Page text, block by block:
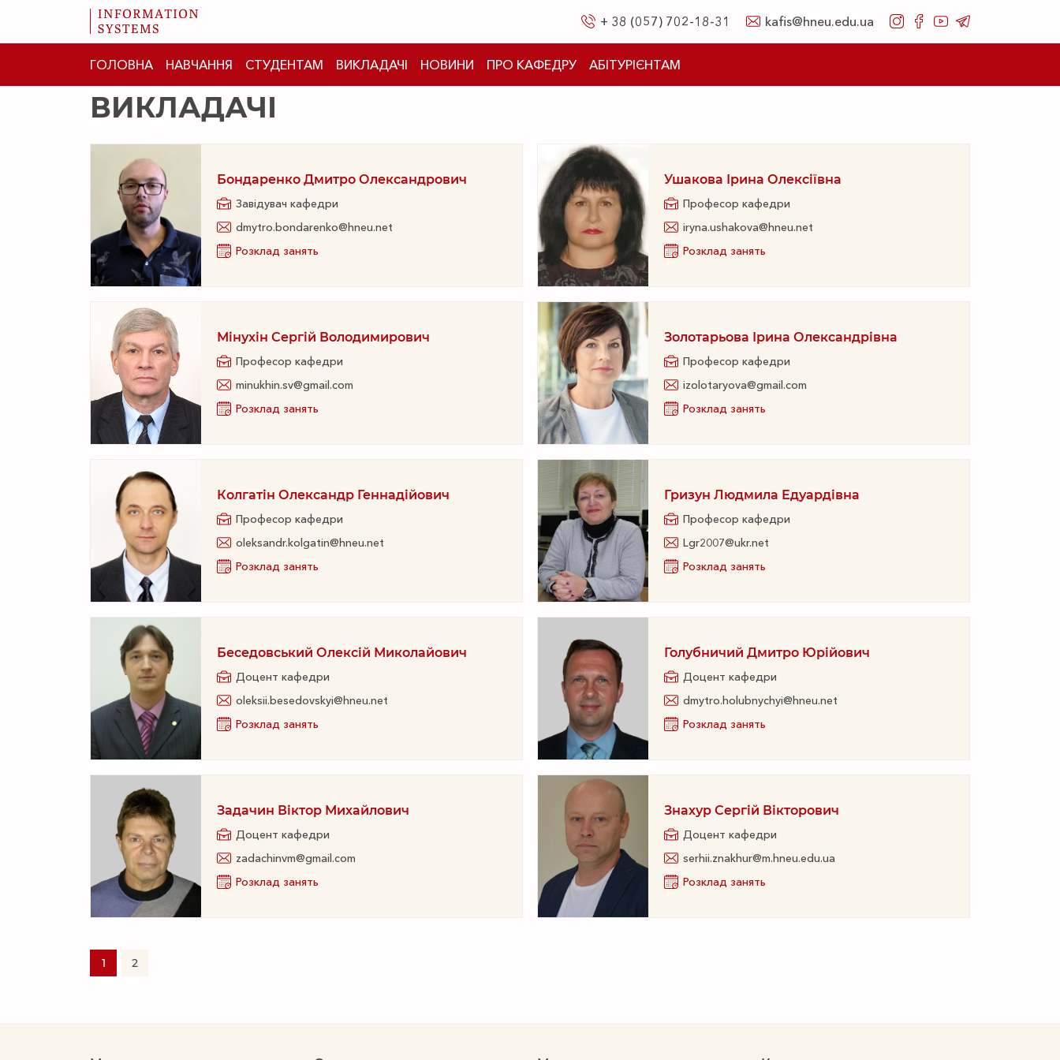
+ 38 (057) 702-18-31 kafis@hneu.edu.ua
ГОЛОВНА НАВЧАННЯ СТУДЕНТАМ ВИКЛАДАЧІ НОВИНИ ПРО КАФЕДРУ АБІТУРІЄНТАМ
ВИКЛАДАЧІ
Бондаренко Дмитро Олександрович
Завідувач кафедри
dmytro.bondarenko@hneu.net
Розклад занять
Ушакова Ірина Олексіївна
Професор кафедри
iryna.ushakova@hneu.net
Розклад занять
Мінухін Сергій Володимирович
Професор кафедри
minukhin.sv@gmail.com
Розклад занять
Золотарьова Ірина Олександрівна
Професор кафедри
izolotaryova@gmail.com
Розклад занять
Колгатін Олександр Геннадійович
Професор кафедри
oleksandr.kolgatin@hneu.net
Розклад занять
Гризун Людмила Едуардівна
Професор кафедри
Lgr2007@ukr.net
Розклад занять
Беседовський Олексій Миколайович
Доцент кафедри
oleksii.besedovskyi@hneu.net
Розклад занять
Голубничий Дмитро Юрійович
Доцент кафедри
dmytro.holubnychyi@hneu.net
Розклад занять
Задачин Віктор Михайлович
Доцент кафедри
zadachinvm@gmail.com
Розклад занять
Знахур Сергій Вікторович
Доцент кафедри
serhii.znakhur@m.hneu.edu.ua
Розклад занять
1 2